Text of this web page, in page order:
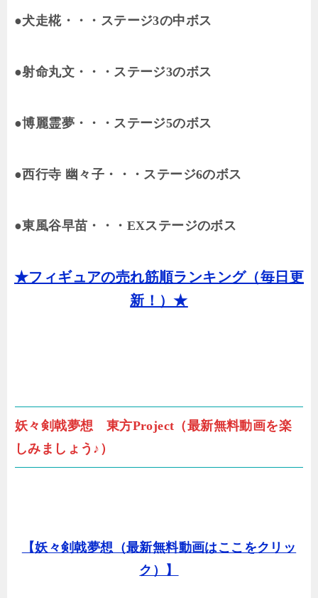
●犬走椛・・・ステージ3の中ボス
●射命丸文・・・ステージ3のボス
●博麗霊夢・・・ステージ5のボス
●西行寺 幽々子・・・ステージ6のボス
●東風谷早苗・・・EXステージのボス
★フィギュアの売れ筋順ランキング（毎日更
新！）★
妖々剣戟夢想 東方Project（最新無料動画を楽
しみましょう♪）
【妖々剣戟夢想（最新無料動画はここをクリッ
ク）】